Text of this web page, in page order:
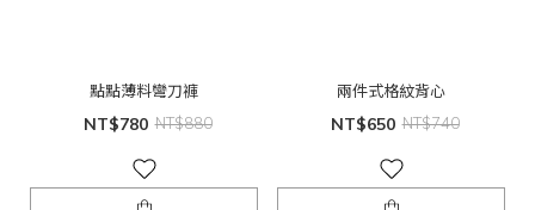
點點薄料彎刀褲
NT$780 NT$880
兩件式格紋背心
NT$650 NT$740